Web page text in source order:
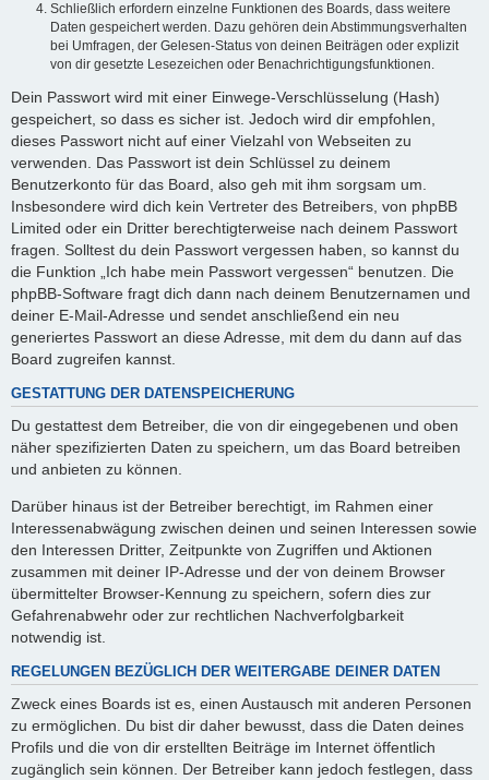
Schließlich erfordern einzelne Funktionen des Boards, dass weitere
Daten gespeichert werden. Dazu gehören dein Abstimmungsverhalten
bei Umfragen, der Gelesen-Status von deinen Beiträgen oder explizit
von dir gesetzte Lesezeichen oder Benachrichtigungsfunktionen.
Dein Passwort wird mit einer Einwege-Verschlüsselung (Hash)
gespeichert, so dass es sicher ist. Jedoch wird dir empfohlen,
dieses Passwort nicht auf einer Vielzahl von Webseiten zu
verwenden. Das Passwort ist dein Schlüssel zu deinem
Benutzerkonto für das Board, also geh mit ihm sorgsam um.
Insbesondere wird dich kein Vertreter des Betreibers, von phpBB
Limited oder ein Dritter berechtigterweise nach deinem Passwort
fragen. Solltest du dein Passwort vergessen haben, so kannst du
die Funktion „Ich habe mein Passwort vergessen“ benutzen. Die
phpBB-Software fragt dich dann nach deinem Benutzernamen und
deiner E-Mail-Adresse und sendet anschließend ein neu
generiertes Passwort an diese Adresse, mit dem du dann auf das
Board zugreifen kannst.
GESTATTUNG DER DATENSPEICHERUNG
Du gestattest dem Betreiber, die von dir eingegebenen und oben
näher spezifizierten Daten zu speichern, um das Board betreiben
und anbieten zu können.
Darüber hinaus ist der Betreiber berechtigt, im Rahmen einer
Interessenabwägung zwischen deinen und seinen Interessen sowie
den Interessen Dritter, Zeitpunkte von Zugriffen und Aktionen
zusammen mit deiner IP-Adresse und der von deinem Browser
übermittelter Browser-Kennung zu speichern, sofern dies zur
Gefahrenabwehr oder zur rechtlichen Nachverfolgbarkeit
notwendig ist.
REGELUNGEN BEZÜGLICH DER WEITERGABE DEINER DATEN
Zweck eines Boards ist es, einen Austausch mit anderen Personen
zu ermöglichen. Du bist dir daher bewusst, dass die Daten deines
Profils und die von dir erstellten Beiträge im Internet öffentlich
zugänglich sein können. Der Betreiber kann jedoch festlegen, dass